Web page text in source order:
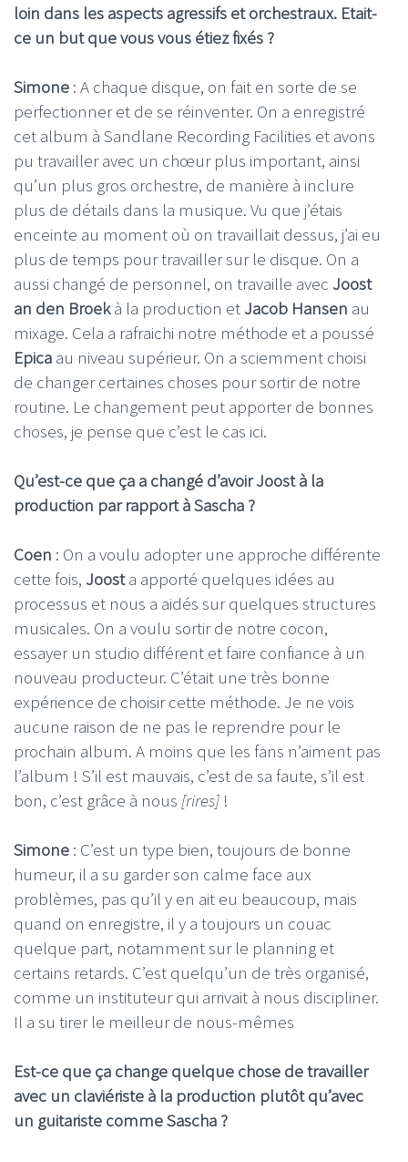
loin dans les aspects agressifs et orchestraux. Etait-
ce un but que vous vous étiez fixés ?
Simone : A chaque disque, on fait en sorte de se
perfectionner et de se réinventer. On a enregistré
cet album à Sandlane Recording Facilities et avons
pu travailler avec un chœur plus important, ainsi
qu’un plus gros orchestre, de manière à inclure
plus de détails dans la musique. Vu que j’étais
enceinte au moment où on travaillait dessus, j’ai eu
plus de temps pour travailler sur le disque. On a
aussi changé de personnel, on travaille avec Joost
an den Broekà la production etJacob Hansen au
mixage. Cela a rafraichi notre méthode et a poussé
Epica au niveau supérieur. On a sciemment choisi
de changer certaines choses pour sortir de notre
routine. Le changement peut apporter de bonnes
choses, je pense que c’est le cas ici.
Qu’est-ce que ça a changé d’avoir Joost à la
production par rapport à Sascha ?
Coen : On a voulu adopter une approche différente
cette fois, Joosta apporté quelques idées au
processus et nous a aidés sur quelques structures
musicales. On a voulu sortir de notre cocon,
essayer un studio différent et faire confiance à un
nouveau producteur. C’était une très bonne
expérience de choisir cette méthode. Je ne vois
aucune raison de ne pas le reprendre pour le
prochain album. A moins que les fans n’aiment pas
l’album ! S’il est mauvais, c’est de sa faute, s’il est
bon, c’est grâce à nous [rires] !
Simone : C’est un type bien, toujours de bonne
humeur, il a su garder son calme face aux
problèmes, pas qu’il y en ait eu beaucoup, mais
quand on enregistre, il y a toujours un couac
quelque part, notamment sur le planning et
certains retards. C’est quelqu’un de très organisé,
comme un instituteur qui arrivait à nous discipliner.
Il a su tirer le meilleur de nous-mêmes
Est-ce que ça change quelque chose de travailler
avec un claviériste à la production plutôt qu’avec
un guitariste comme Sascha ?